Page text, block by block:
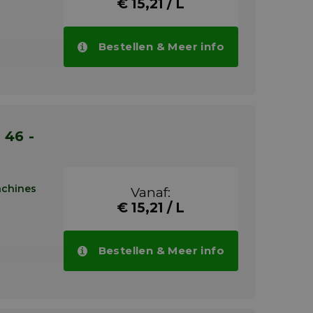
eisen
€ 15,21 / L
Bestellen & Meer info
Vanaf:
€ 15,21 / L
Bestellen & Meer info